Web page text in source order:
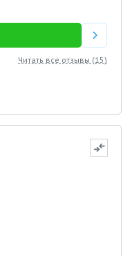
Читать все отзывы (15)